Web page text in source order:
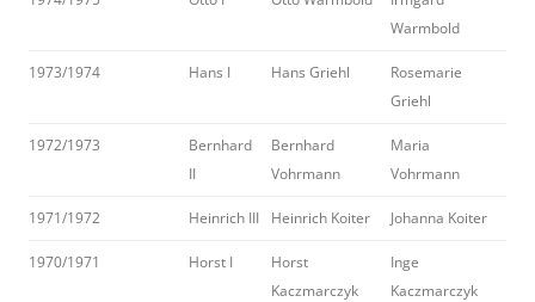
Warmbold
1973/1974 Hans I Hans Griehl
Rosemarie
Griehl
1972/1973
Bernhard
II
Bernhard
Vohrmann
Maria
Vohrmann
1971/1972 Heinrich III Heinrich Koiter Johanna Koiter
1970/1971 Horst I
Horst
Kaczmarczyk
Inge
Kaczmarczyk